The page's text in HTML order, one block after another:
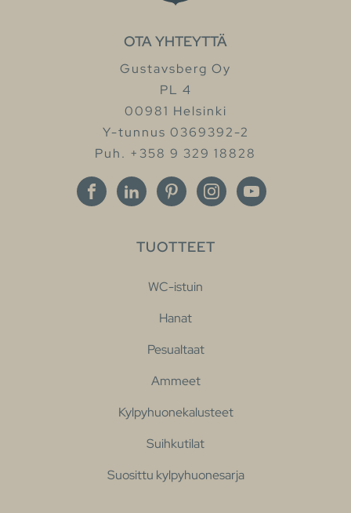
OTA YHTEYTTÄ
Gustavsberg Oy
PL 4
00981 Helsinki
Y-tunnus 0369392-2
Puh. +358 9 329 18828
TUOTTEET
WC-istuin
Hanat
Pesualtaat
Ammeet
Kylpyhuonekalusteet
Suihkutilat
Suosittu kylpyhuonesarja